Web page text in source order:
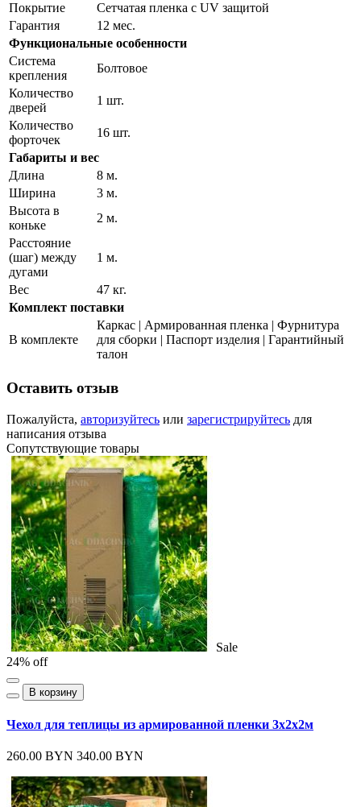
Покрытие
Сетчатая пленка с UV защитой
Гарантия
12 мес.
Функциональные особенности
Система
крепления
Болтовое
Количество
дверей
1 шт.
Количество
форточек
16 шт.
Габариты и вес
Длина
8 м.
Ширина
3 м.
Высота в
коньке
2 м.
Расстояние
(шаг) между
дугами
1 м.
Вес
47 кг.
Комплект поставки
В комплекте
Каркас | Армированная пленка | Фурнитура
для сборки | Паспорт изделия | Гарантийный
талон
Оставить отзыв
Пожалуйста, авторизуйтесь или зарегистрируйтесь для
написания отзыва
Сопутствующие товары
Sale
24% off
В корзину
Чехол для теплицы из армированной пленки 3х2х2м
260.00 BYN 340.00 BYN